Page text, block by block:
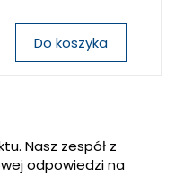
Do koszyka
Nasz zespół z
odpowiedzi na